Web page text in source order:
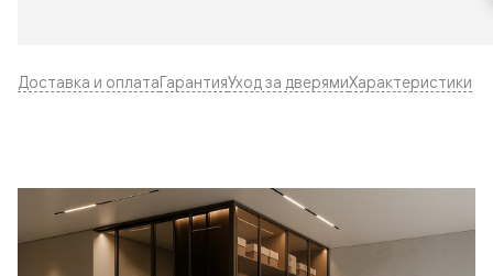
Доставка и оплатаГарантияУход за дверямиХарактеристики